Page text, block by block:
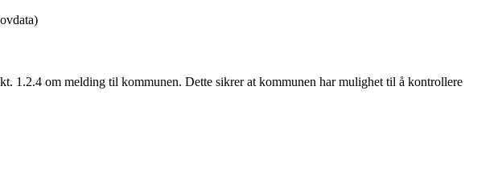
1.2.4 om melding til kommunen. Dette sikrer at kommunen har mulighet til å kontrollere